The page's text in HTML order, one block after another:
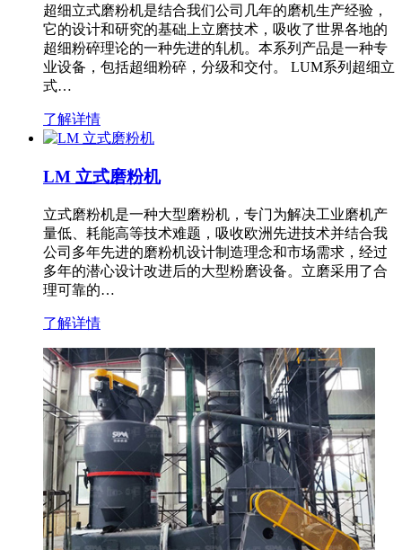
超细立式磨粉机是结合我们公司几年的磨机生产经验，
它的设计和研究的基础上立磨技术，吸收了世界各地的
超细粉碎理论的一种先进的轧机。本系列产品是一种专
业设备，包括超细粉碎，分级和交付。 LUM系列超细立
式…
了解详情
LM 立式磨粉机
立式磨粉机是一种大型磨粉机，专门为解决工业磨机产
量低、耗能高等技术难题，吸收欧洲先进技术并结合我
公司多年先进的磨粉机设计制造理念和市场需求，经过
多年的潜心设计改进后的大型粉磨设备。立磨采用了合
理可靠的…
了解详情